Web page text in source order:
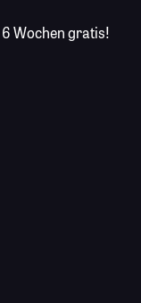
6 Wochen gratis!